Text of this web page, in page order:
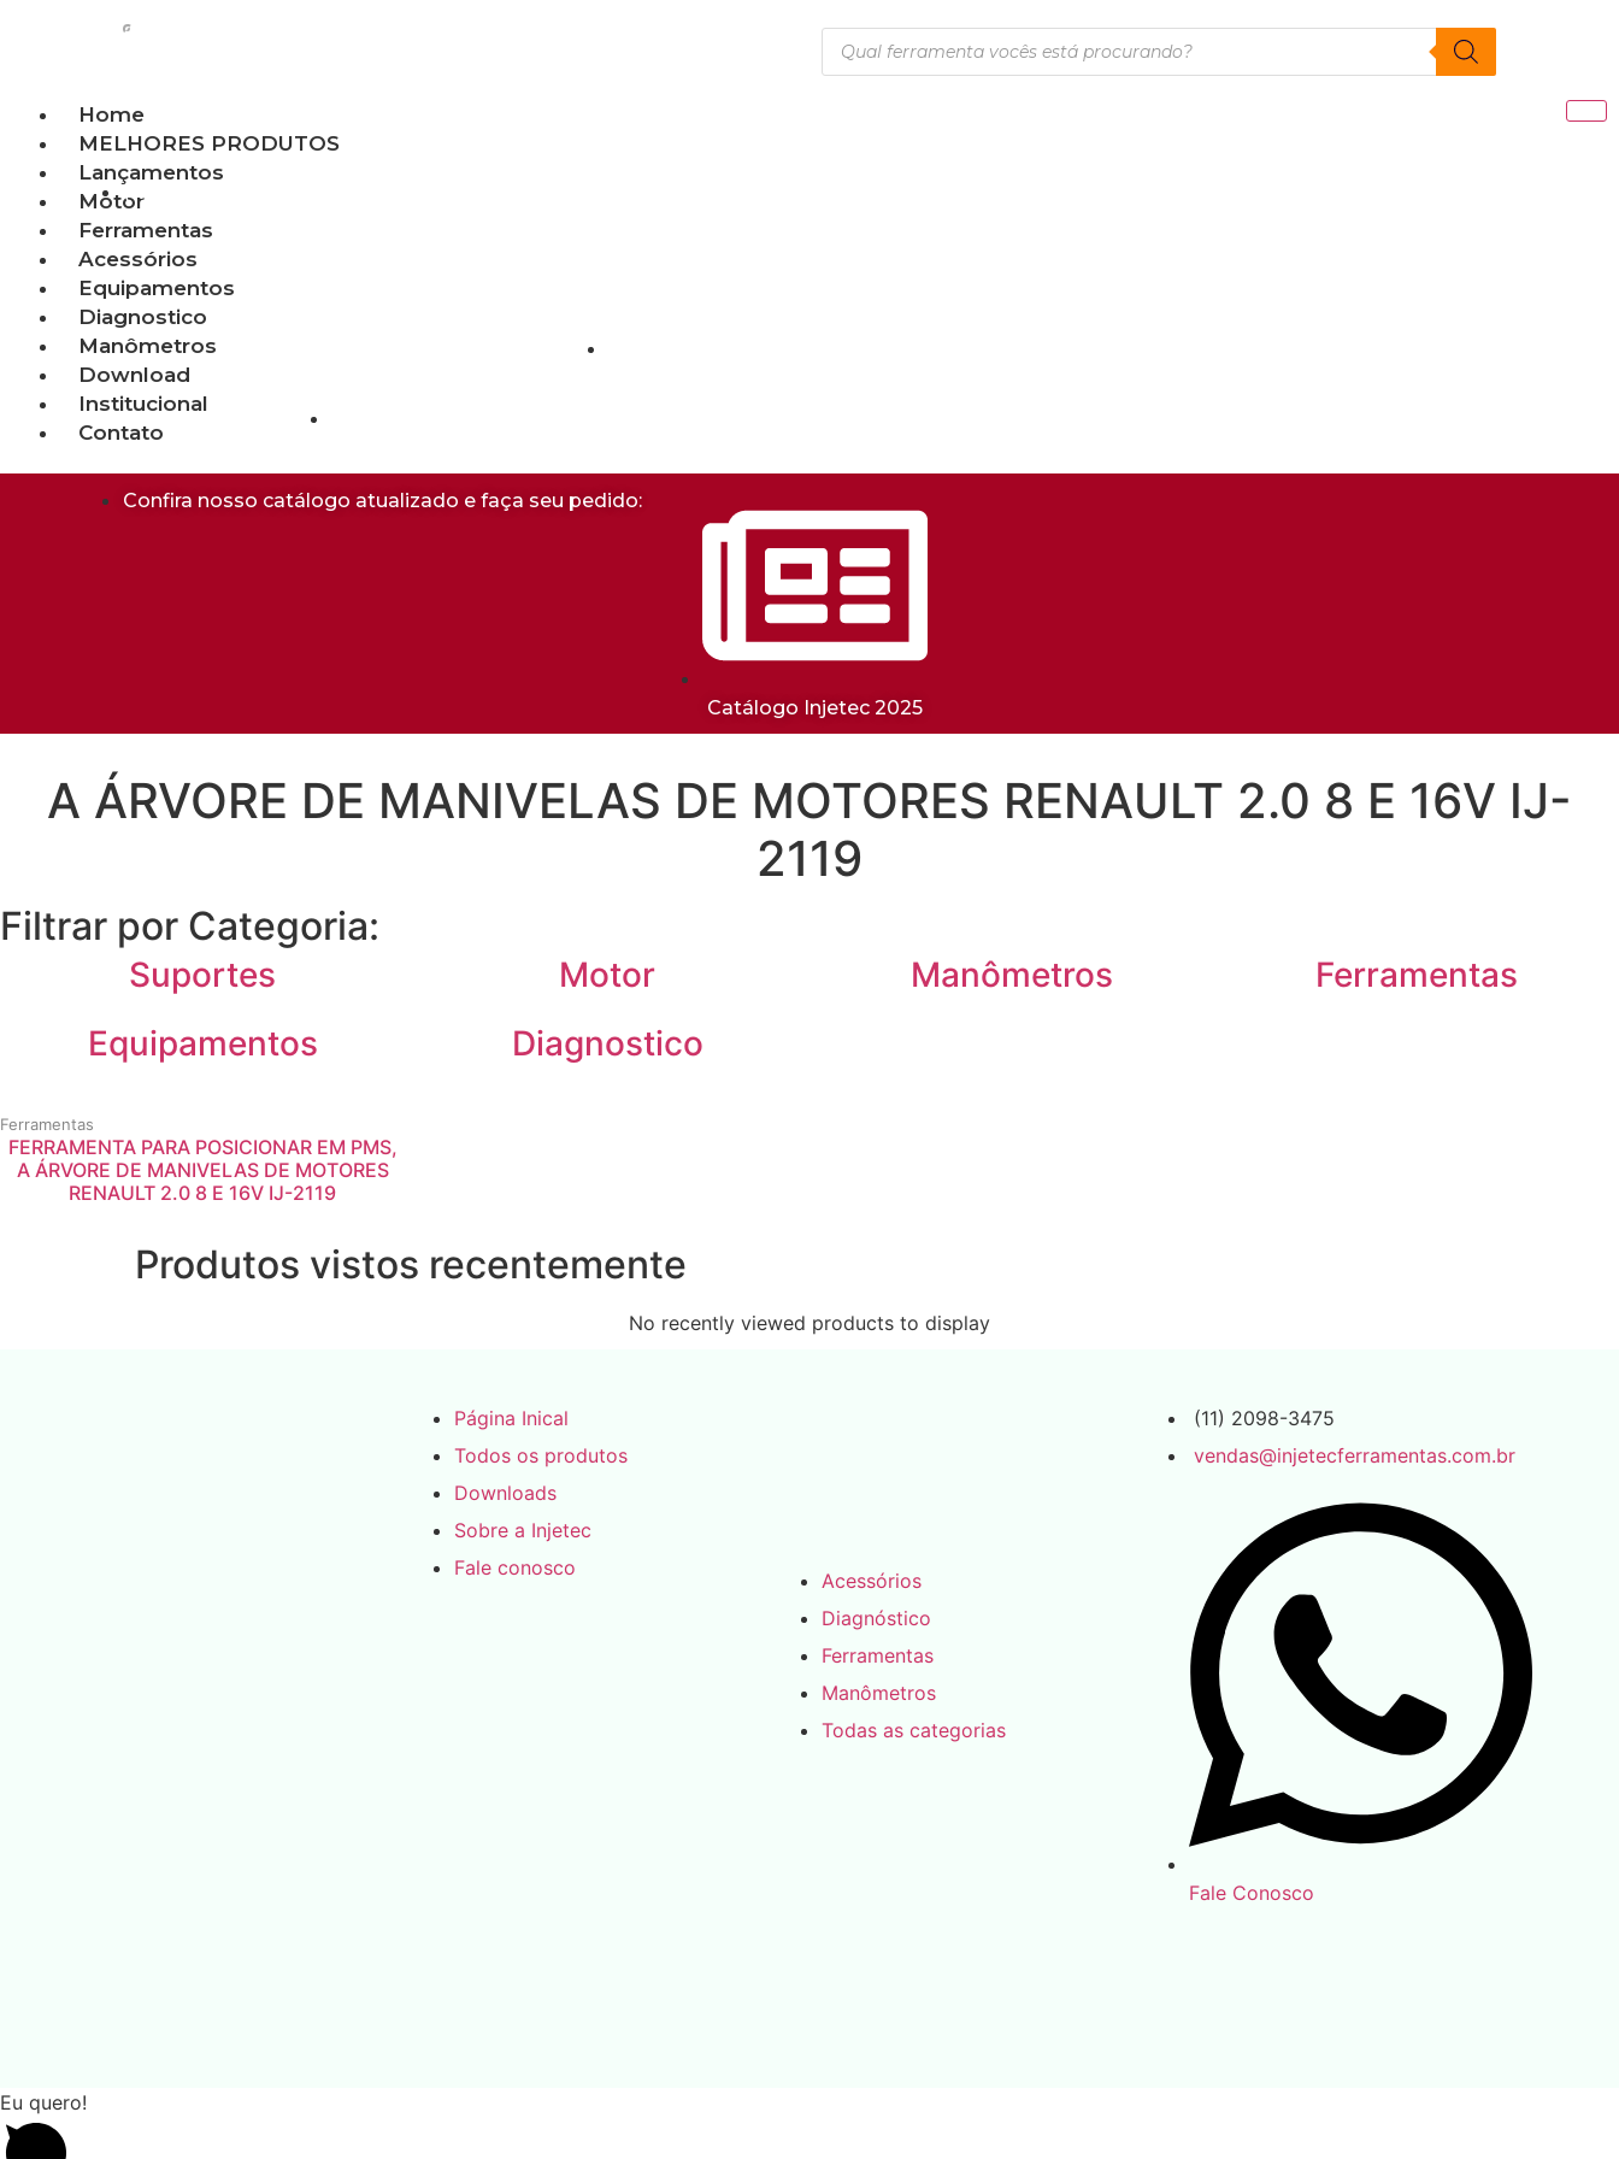
Home
MELHORES PRODUTOS
Lançamentos
Motor
Ferramentas
Acessórios
Equipamentos
Diagnostico
Manômetros
Download
Institucional
Contato
(11) 98477-2857
Confira nosso catálogo atualizado e faça seu pedido:
Catálogo Injetec 2025
A ÁRVORE DE MANIVELAS DE MOTORES RENAULT 2.0 8 E 16V IJ-
2119
Filtrar por Categoria:
Suportes Motor Manômetros
Ferramentas
Equipamentos
Diagnostico
Ferramentas
FERRAMENTA PARA POSICIONAR EM PMS,
A ÁRVORE DE MANIVELAS DE MOTORES
RENAULT 2.0 8 E 16V IJ-2119
Produtos vistos recentemente
No recently viewed products to display
Página Inical
Todos os produtos
Downloads
Sobre a Injetec
Fale conosco
Acessórios
Diagnóstico
Ferramentas
Manômetros
Todas as categorias
(11) 2098-3475
vendas@injetecferramentas.com.br
Fale Conosco
Eu quero!